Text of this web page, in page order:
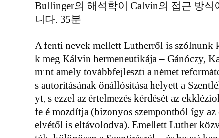
Bullinger의 해석학이 Calvin의 접근 방
니다. 35분
A fenti nevek mellett Lutherről is szólnunk
k meg Kálvin hermeneutikája – Gánóczy,
mint amely továbbfejleszti a német
s autoritásának önállósítása helyett a
yt, s ezzel az értelmezés kérdését az
felé mozdítja (bizonyos szempontból így az
elvétől is eltávolodva). Emellett Luther